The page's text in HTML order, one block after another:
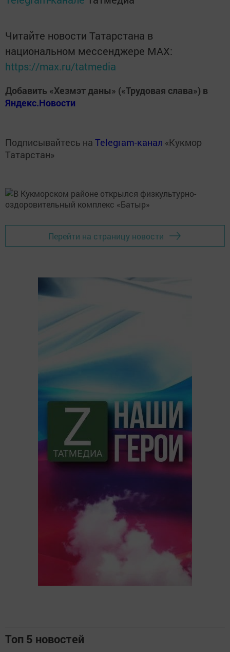
Читайте новости Татарстана в
национальном мессенджере MАХ:
https://max.ru/tatmedia
Добавить «Хезмэт даны» («Трудовая слава») в
Яндекс.Новости
Подписывайтесь на Telegram-канал «Кукмор
Татарстан»
Перейти на страницу новости
Топ 5 новостей